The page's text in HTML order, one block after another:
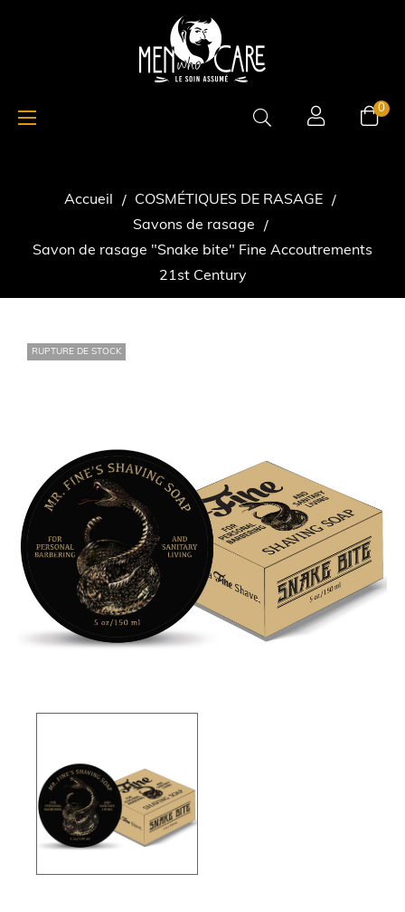
0
Basculer
la
☰
Accueil
COSMÉTIQUES DE RASAGE
Savons de rasage
Savon de rasage "Snake bite" Fine Accoutrements
21st Century
RUPTURE DE STOCK